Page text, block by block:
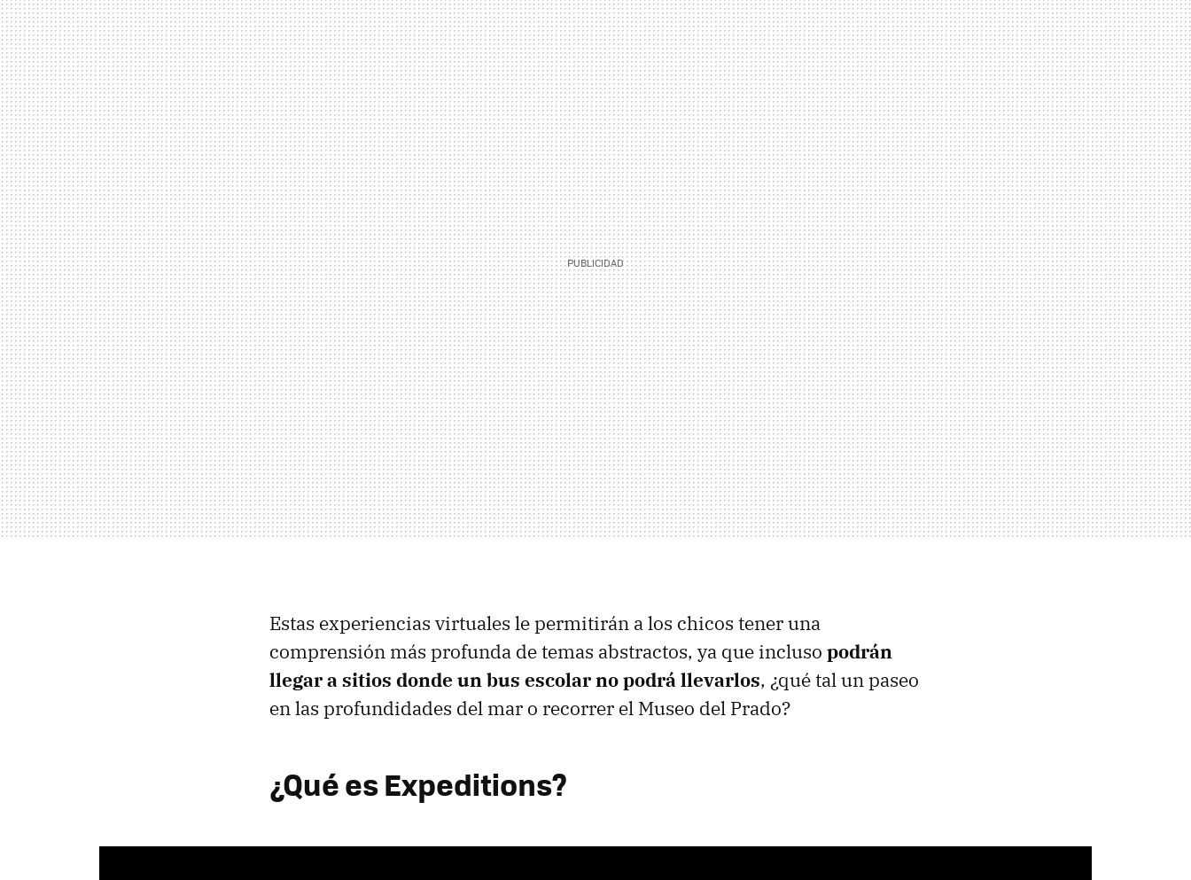
Estas experiencias virtuales le permitirán a los chicos tener una
comprensión más profunda de temas abstractos, ya que incluso podrán
llegar a sitios donde un bus escolar no podrá llevarlos, ¿qué tal un paseo
en las profundidades del mar o recorrer el Museo del Prado?
¿Qué es Expeditions?